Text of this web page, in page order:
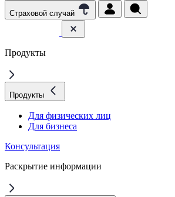
Страховой случай
Продукты
Продукты
Для физических лиц
Для бизнеса
Консультация
Раскрытие информации